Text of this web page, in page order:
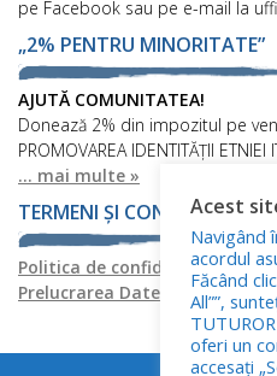
pe Facebook sau pe e-mail la
„2% PENTRU MINORITATE”
AJUTĂ COMUNITATEA!
Donează 2% din impozitul pe
PROMOVAREA IDENTITĂȚII
... mai multe »
TERMENI ȘI CONDIȚII
Politica de confidențialitate
Prelucrarea Datelor cu
Acest
Navigând
acordul
Făcând
All””,
oferi un
accesați